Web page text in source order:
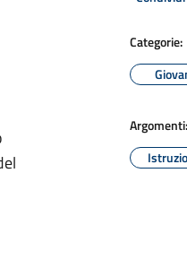
Categorie:
Argomenti: